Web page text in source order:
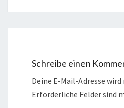
Schreibe einen
Deine E-Mail-Adresse
Erforderliche Felder sind